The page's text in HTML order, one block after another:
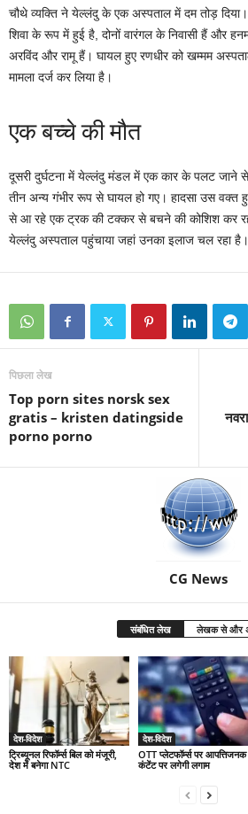
चौथे व्यक्ति ने येल्लंदु के एक अस्पताल में दम तोड़
शिवा के रूप में हुई है, दोनों वारंगल के निवासी हैं और
अरविंद और रामू हैं। घायल हुए रणधीर को खम्मम
मामला दर्ज कर लिया है।
एक बच्चे की मौत
दूसरी दुर्घटना में येल्लंदु मंडल में एक कार के पलट जाने
तीन अन्य गंभीर रूप से घायल हो गए। हादसा उस वक्त
से आ रहे एक ट्रक की टक्कर से बचने की कोशिश कर
येल्लंदु अस्पताल पहुंचाया जहां उनका इलाज चल रहा है।
पिछला लेख
Top porn sites norsk sex
gratis – kristen datingside
porno porno
CG News
संबंधित लेख लेखक से और
देश-विदेश
ट्रिब्यूनल रिफॉर्म्स बिल को मंजूरी,
देश में बनेगा NTC
देश-विदेश
OTT प्लेटफॉर्म्स पर आपत्तिजनक
कंटेंट पर लगेगी लगाम